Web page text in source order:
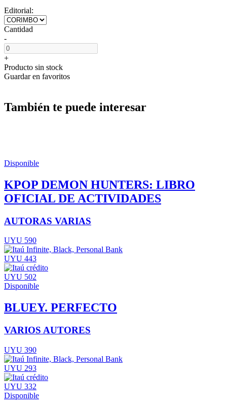
Editorial:
Cantidad
-
+
Producto sin stock
Guardar en favoritos
También te puede interesar
Disponible
KPOP DEMON HUNTERS: LIBRO
OFICIAL DE ACTIVIDADES
AUTORAS VARIAS
UYU 590
UYU 443
UYU 502
Disponible
BLUEY. PERFECTO
VARIOS AUTORES
UYU 390
UYU 293
UYU 332
Disponible